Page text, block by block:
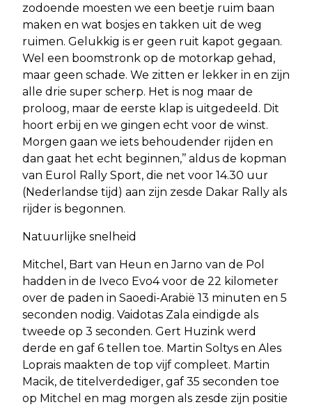
zodoende moesten we een beetje ruim baan
maken en wat bosjes en takken uit de weg
ruimen. Gelukkig is er geen ruit kapot gegaan.
Wel een boomstronk op de motorkap gehad,
maar geen schade. We zitten er lekker in en zijn
alle drie super scherp. Het is nog maar de
proloog, maar de eerste klap is uitgedeeld. Dit
hoort erbij en we gingen echt voor de winst.
Morgen gaan we iets behoudender rijden en
dan gaat het echt beginnen,’’ aldus de kopman
van Eurol Rally Sport, die net voor 14.30 uur
(Nederlandse tijd) aan zijn zesde Dakar Rally als
rijder is begonnen.
Natuurlijke snelheid
Mitchel, Bart van Heun en Jarno van de Pol
hadden in de Iveco Evo4 voor de 22 kilometer
over de paden in Saoedi-Arabië 13 minuten en 5
seconden nodig. Vaidotas Zala eindigde als
tweede op 3 seconden. Gert Huzink werd
derde en gaf 6 tellen toe. Martin Soltys en Ales
Loprais maakten de top vijf compleet. Martin
Macik, de titelverdediger, gaf 35 seconden toe
op Mitchel en mag morgen als zesde zijn positie